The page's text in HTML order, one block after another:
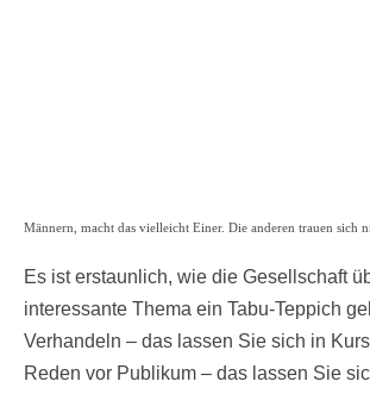
Männern, macht das vielleicht Einer. Die anderen trauen sich
Es ist erstaunlich, wie die Gesellschaft
interessante Thema ein Tabu-Teppich
Verhandeln – das lassen Sie sich in
Reden vor Publikum – das lassen Sie